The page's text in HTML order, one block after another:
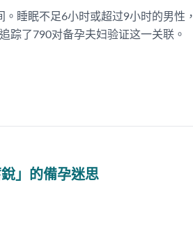
睡眠不足6小时或超过9小时的男性，
踪了790对备孕夫妇验证这一关联。
」的備孕迷思